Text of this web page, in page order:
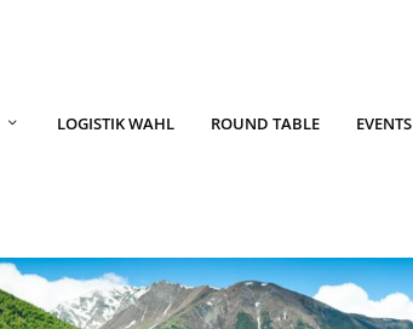
LOGISTIK WAHL ROUND TABLE EVENTS